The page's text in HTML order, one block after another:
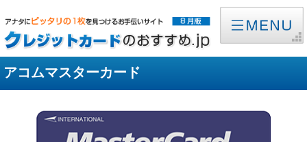
アコムマスターカード